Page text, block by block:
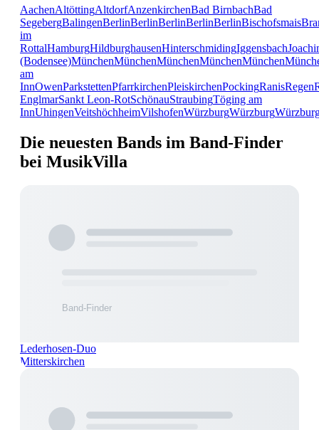
AachenAltöttingAltdorfAnzenkirchenBad BirnbachBad
SegebergBalingenBerlinBerlinBerlinBerlinBerlinBischofsmais
im
RottalHamburgHildburghausenHinterschmidingIggensbach
(Bodensee)MünchenMünchenMünchenMünchenMünchen
am
InnOwenParkstettenPfarrkirchenPleiskirchenPockingRanisRegen
EnglmarSankt Leon-RotSchönauStraubingTöging am
InnUhingenVeitshöchheimVilshofenWürzburgWürzburg
Die neuesten Bands im Band-Finder
bei MusikVilla
Lederhosen-Duo
Mitterskirchen